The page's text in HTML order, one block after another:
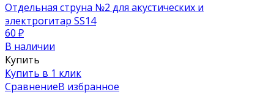
Отдельная струна №2 для акустических и
электрогитар SS14
60 ₽
В наличии
Купить
Купить в 1 клик
СравнениеВ избранное